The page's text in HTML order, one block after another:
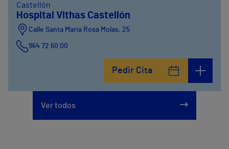
Castellón
Hospital Vithas Castellón
Calle Santa Maria Rosa Molas, 25
964 72 60 00
Pedir Cita
Ver todos